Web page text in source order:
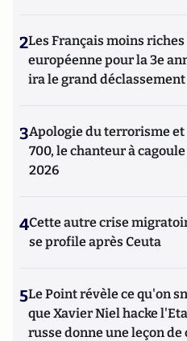
2Les Français moins
européenne pour la 3e
ira le grand déclassement
3Apologie du terrorisme
700, le chanteur à cagoule
2026
4Cette autre crise
se profile après Ceuta
5Le Point révèle ce qu'on
que Xavier Niel hacke
russe donne une leçon de